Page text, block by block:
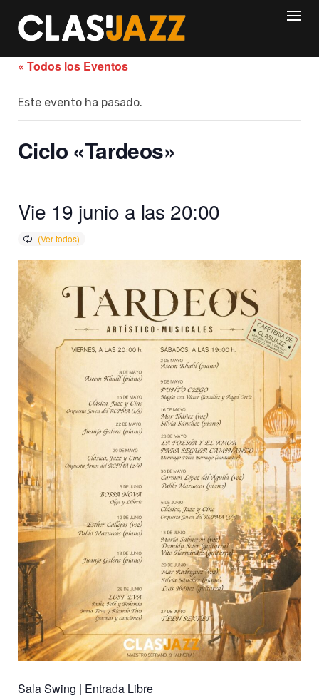
content
« Todos los Eventos
Este evento ha pasado.
Ciclo «Tardeos»
Vie 19 junio a las 20:00
Sala Swing | Entrada Libre